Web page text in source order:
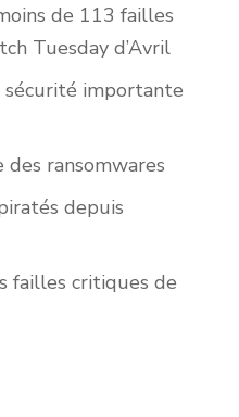
de 113 failles
Tuesday d’Avril
importante
ransomwares
depuis
failles critiques de